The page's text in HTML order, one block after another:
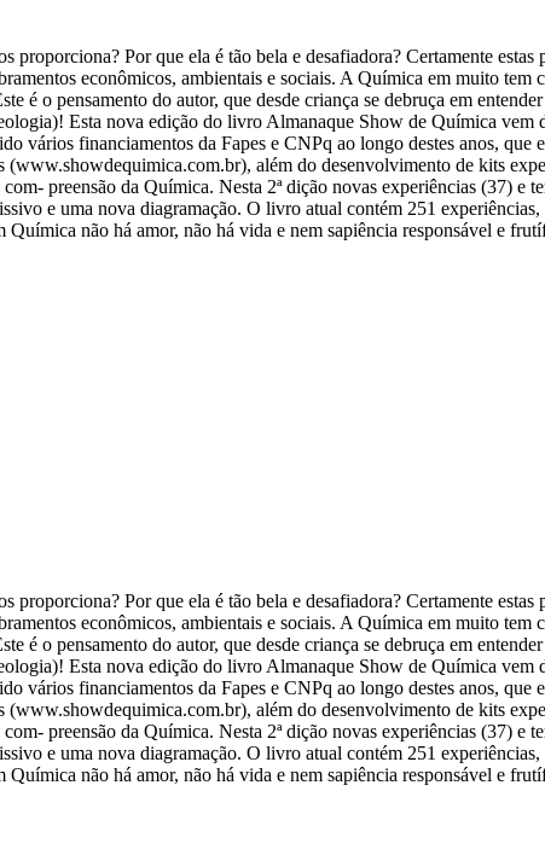
Por que ela é tão bela e desafiadora? Certamente estas
econômicos, ambientais e sociais. A Química em muito tem
é o pensamento do autor, que desde criança se debruça em
Esta nova edição do livro Almanaque Show de Química vem
financiamentos da Fapes e CNPq ao longo destes anos, que
além do desenvolvimento de kits
preensão da Química. Nesta 2ª dição novas experiências (37) e
e uma nova diagramação. O livro atual contém 251 experiências,
não há amor, não há vida e nem sapiência responsável e
Por que ela é tão bela e desafiadora? Certamente estas
econômicos, ambientais e sociais. A Química em muito tem
é o pensamento do autor, que desde criança se debruça em
Esta nova edição do livro Almanaque Show de Química vem
financiamentos da Fapes e CNPq ao longo destes anos, que
além do desenvolvimento de kits
preensão da Química. Nesta 2ª dição novas experiências (37) e
e uma nova diagramação. O livro atual contém 251 experiências,
não há amor, não há vida e nem sapiência responsável e